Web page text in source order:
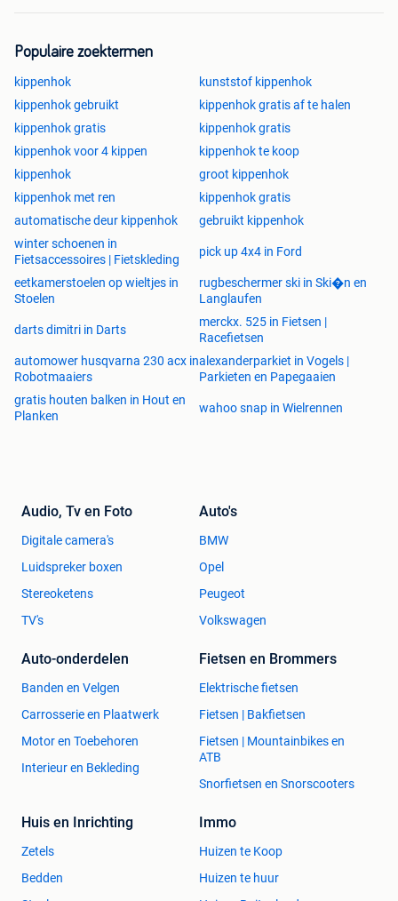
Legnest kan zowel links als rechts gemonteerd
worden
Minder kans op bloedluis en rot
Ruimte voor 3 normale kippen of 6 krielkippen
Optimale ventilatie en luchtcirculatie
Kies voor het Pluverdi Kippenhok Berlin en geef jouw
kippen een comfortabele, hygiënische en veilige plek om in
te leven. Perfect voor zowel beginnende als ervaren
kippenhouders.
Populaire zoektermen
kippenhok
kunststof kippenhok
kippenhok gebruikt
kippenhok gratis af te halen
kippenhok gratis
kippenhok gratis
kippenhok voor 4 kippen
kippenhok te koop
kippenhok
groot kippenhok
kippenhok met ren
kippenhok gratis
automatische deur kippenhok
gebruikt kippenhok
winter schoenen in
Fietsaccessoires | Fietskleding
pick up 4x4 in Ford
eetkamerstoelen op wieltjes in
Stoelen
rugbeschermer ski in Ski�n en
Langlaufen
darts dimitri in Darts
merckx. 525 in Fietsen |
Racefietsen
automower husqvarna 230 acx in
Robotmaaiers
alexanderparkiet in Vogels |
Parkieten en Papegaaien
gratis houten balken in Hout en
Planken
wahoo snap in Wielrennen
Audio, Tv en Foto
Digitale camera's
Luidspreker boxen
Stereoketens
TV's
Auto's
BMW
Opel
Peugeot
Volkswagen
Auto-onderdelen
Banden en Velgen
Carrosserie en Plaatwerk
Motor en Toebehoren
Interieur en Bekleding
Fietsen en Brommers
Elektrische fietsen
Fietsen | Bakfietsen
Fietsen | Mountainbikes en
ATB
Snorfietsen en Snorscooters
Huis en Inrichting
Zetels
Bedden
Immo
Huizen te Koop
Huizen te huur